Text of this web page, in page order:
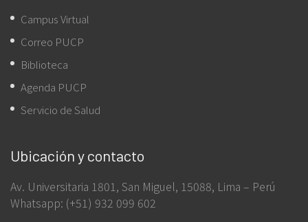
Campus Virtual
Correo PUCP
Biblioteca
Agenda PUCP
Servicio de Salud
Ubicación y contacto
Av. Universitaria 1801, San Miguel, 15088, Lima – Perú
Whatsapp: (+51) 932 099 602